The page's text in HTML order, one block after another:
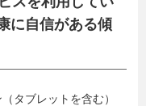
に自信がある傾
タブレットを含む）